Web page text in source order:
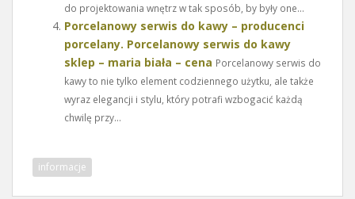
do projektowania wnętrz w tak sposób, by były one...
Porcelanowy serwis do kawy – producenci
porcelany. Porcelanowy serwis do kawy
sklep – maria biała – cena Porcelanowy serwis do
kawy to nie tylko element codziennego użytku, ale także
wyraz elegancji i stylu, który potrafi wzbogacić każdą
chwilę przy...
informacje